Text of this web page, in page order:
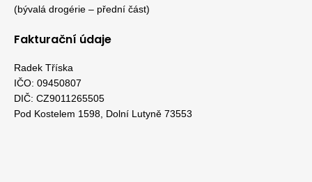
(bývalá drogérie – přední část)
Fakturační údaje
Radek Tříska
IČO: 09450807
DIČ: CZ9011265505
Pod Kostelem 1598, Dolní Lutyně 73553